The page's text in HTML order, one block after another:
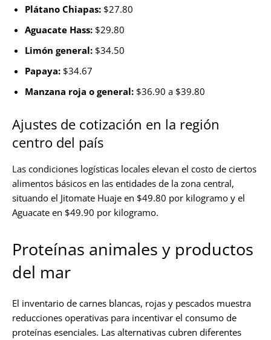
Plátano Chiapas: $27.80
Aguacate Hass: $29.80
Limón general: $34.50
Papaya: $34.67
Manzana roja o general: $36.90 a $39.80
Ajustes de cotización en la región
centro del país
Las condiciones logísticas locales elevan el costo de ciertos
alimentos básicos en las entidades de la zona central,
situando el Jitomate Huaje en $49.80 por kilogramo y el
Aguacate en $49.90 por kilogramo.
Proteínas animales y productos
del mar
El inventario de carnes blancas, rojas y pescados muestra
reducciones operativas para incentivar el consumo de
proteínas esenciales. Las alternativas cubren diferentes